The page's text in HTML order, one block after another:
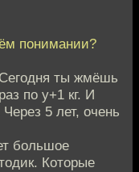
понимании?
ты жмёшь
по y+1 кг. И
5 лет, очень
большое
Которые